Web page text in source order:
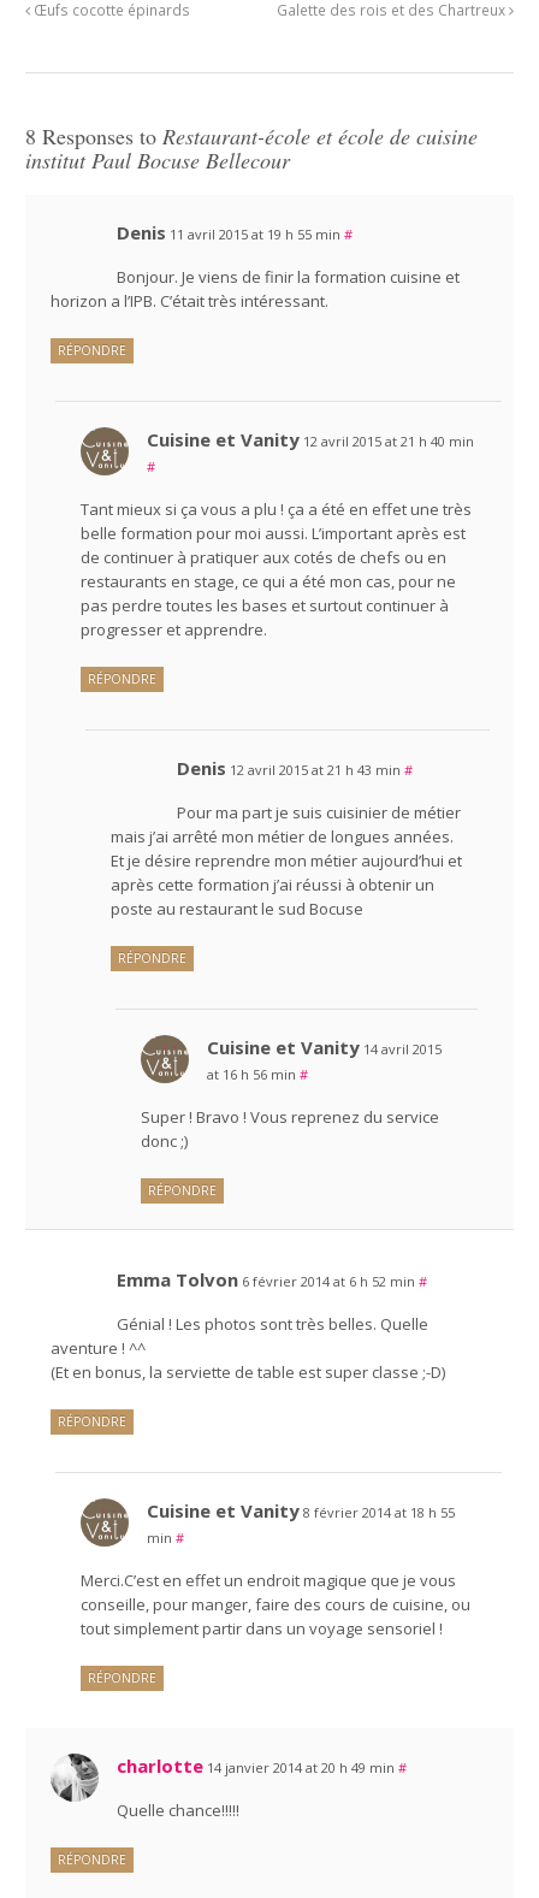
Œufs cocotte épinards Galette des rois et des Chartreux
8 Responses toRestaurant-école et école de cuisine
institut Paul Bocuse Bellecour
Denis 11 avril 2015 at 19 h 55 min #
Bonjour. Je viens de finir la formation cuisine et
horizon a l’IPB. C’était très intéressant.
RÉPONDRE
Cuisine et Vanity 12 avril 2015 at 21 h 40 min
#
Tant mieux si ça vous a plu ! ça a été en effet une très
belle formation pour moi aussi. L’important après est
de continuer à pratiquer aux cotés de chefs ou en
restaurants en stage, ce qui a été mon cas, pour ne
pas perdre toutes les bases et surtout continuer à
progresser et apprendre.
RÉPONDRE
Denis 12 avril 2015 at 21 h 43 min #
Pour ma part je suis cuisinier de métier
mais j’ai arrêté mon métier de longues années.
Et je désire reprendre mon métier aujourd’hui et
après cette formation j’ai réussi à obtenir un
poste au restaurant le sud Bocuse
RÉPONDRE
Cuisine et Vanity 14 avril 2015
at 16 h 56 min #
Super ! Bravo ! Vous reprenez du service
donc ;)
RÉPONDRE
Emma Tolvon 6 février 2014 at 6 h 52 min #
Génial ! Les photos sont très belles. Quelle
aventure ! ^^
(Et en bonus, la serviette de table est super classe ;-D)
RÉPONDRE
Cuisine et Vanity 8 février 2014 at 18 h 55
min #
Merci.C’est en effet un endroit magique que je vous
conseille, pour manger, faire des cours de cuisine, ou
tout simplement partir dans un voyage sensoriel !
RÉPONDRE
charlotte 14 janvier 2014 at 20 h 49 min #
Quelle chance!!!!!
RÉPONDRE